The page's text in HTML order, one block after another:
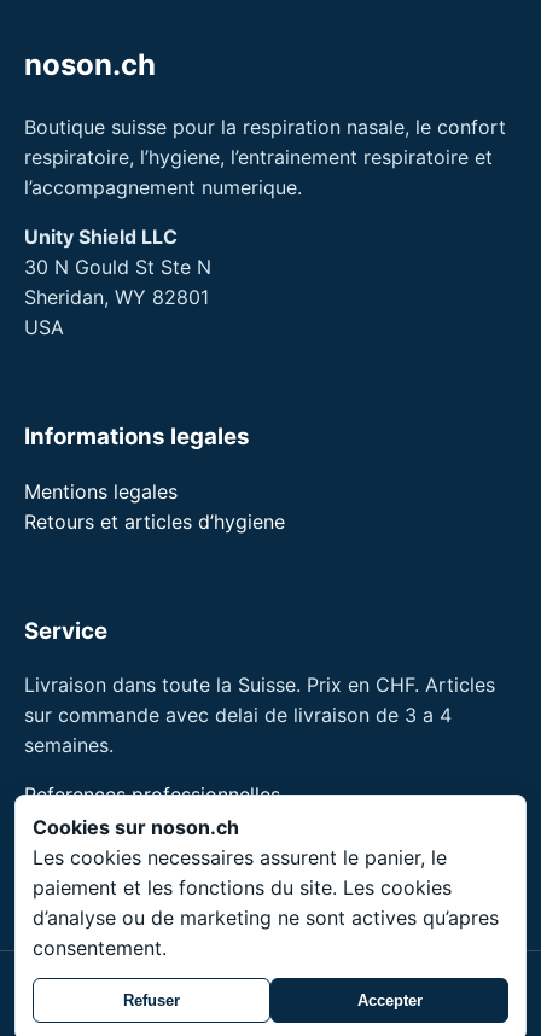
noson.ch
Boutique suisse pour la respiration nasale, le confort
respiratoire, l’hygiene, l’entrainement respiratoire et
l’accompagnement numerique.
Unity Shield LLC
30 N Gould St Ste N
Sheridan, WY 82801
USA
Informations legales
Mentions legales
Retours et articles d’hygiene
Service
Livraison dans toute la Suisse. Prix en CHF. Articles
sur commande avec delai de livraison de 3 a 4
semaines.
References professionnelles
Formations pour professionnels
noson® est une marque de Unity Shield LLC.
© 2026 Unity Shield LLC. Tous droits reserves.
noson® est une marque deposee de Unity Shield LLC.
Cookies sur noson.ch
Les cookies necessaires assurent le panier, le
paiement et les fonctions du site. Les cookies
d’analyse ou de marketing ne sont actives qu’apres
consentement.
Refuser Accepter